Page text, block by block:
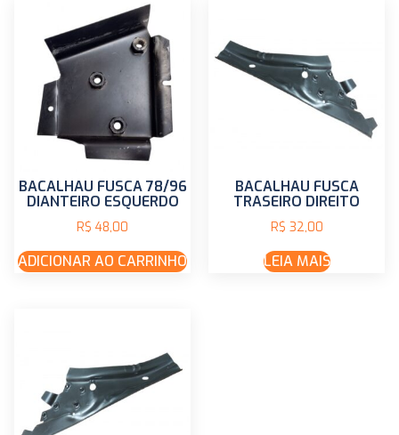
BACALHAU FUSCA 78/96
DIANTEIRO ESQUERDO
R$ 48,00
ADICIONAR AO CARRINHO
BACALHAU FUSCA
TRASEIRO DIREITO
R$ 32,00
LEIA MAIS